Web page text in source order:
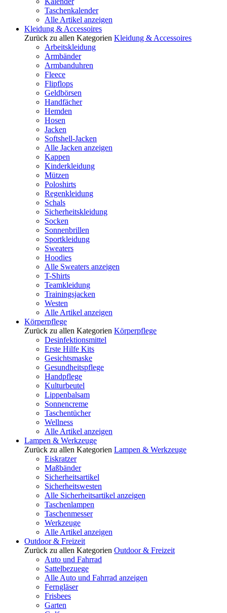
Taschenkalender
Alle Artikel anzeigen
Kleidung & Accessoires
Zurück zu allen Kategorien Kleidung & Accessoires
Arbeitskleidung
Armbänder
Armbanduhren
Fleece
Flipflops
Geldbörsen
Handfächer
Hemden
Hosen
Jacken
Softshell-Jacken
Alle Jacken anzeigen
Kappen
Kinderkleidung
Mützen
Poloshirts
Regenkleidung
Schals
Sicherheitskleidung
Socken
Sonnenbrillen
Sportkleidung
Sweaters
Hoodies
Alle Sweaters anzeigen
T-Shirts
Teamkleidung
Trainingsjacken
Westen
Alle Artikel anzeigen
Körperpflege
Zurück zu allen Kategorien Körperpflege
Desinfektionsmittel
Erste Hilfe Kits
Gesichtsmaske
Gesundheitspflege
Handpflege
Kulturbeutel
Lippenbalsam
Sonnencreme
Taschentücher
Wellness
Alle Artikel anzeigen
Lampen & Werkzeuge
Zurück zu allen Kategorien Lampen & Werkzeuge
Eiskratzer
Maßbänder
Sicherheitsartikel
Sicherheitswesten
Alle Sicherheitsartikel anzeigen
Taschenlampen
Taschenmesser
Werkzeuge
Alle Artikel anzeigen
Outdoor & Freizeit
Zurück zu allen Kategorien Outdoor & Freizeit
Auto und Fahrrad
Sattelbezuege
Alle Auto und Fahrrad anzeigen
Ferngläser
Frisbees
Garten